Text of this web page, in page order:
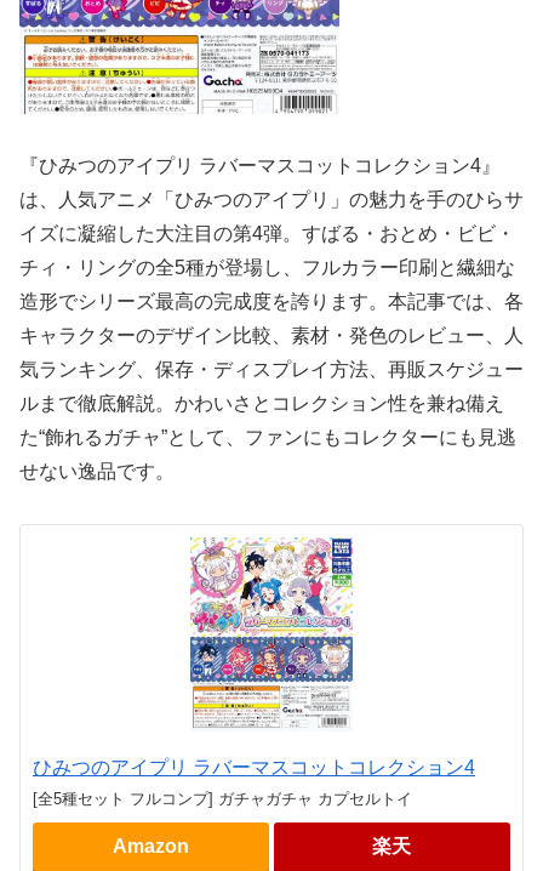
『ひみつのアイプリ ラバーマスコットコレクション4』
は、人気アニメ「ひみつのアイプリ」の魅力を手のひらサ
イズに凝縮した大注目の第4弾。すばる・おとめ・ビビ・
チィ・リングの全5種が登場し、フルカラー印刷と繊細な
造形でシリーズ最高の完成度を誇ります。本記事では、各
キャラクターのデザイン比較、素材・発色のレビュー、人
気ランキング、保存・ディスプレイ方法、再販スケジュー
ルまで徹底解説。かわいさとコレクション性を兼ね備え
た“飾れるガチャ”として、ファンにもコレクターにも見逃
せない逸品です。
ひみつのアイプリ ラバーマスコットコレクション4
[全5種セット フルコンプ] ガチャガチャ カプセルトイ
Amazon 楽天